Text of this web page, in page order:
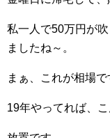
私一人で50万円が
ましたね～。
まぁ、これが相場で
19年やってれば、